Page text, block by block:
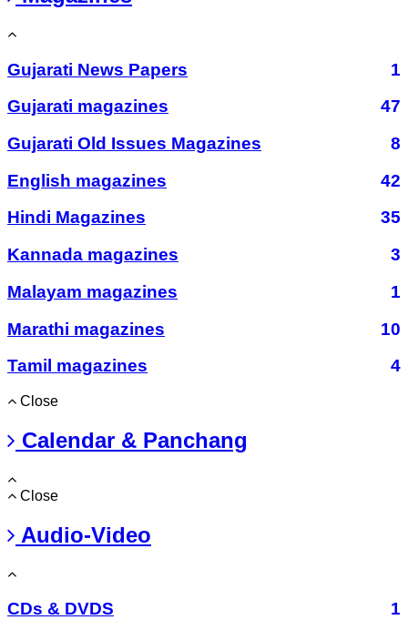
Gujarati News Papers
1
Gujarati magazines
47
Gujarati Old Issues Magazines
8
English magazines
42
Hindi Magazines
35
Kannada magazines
3
Malayam magazines
1
Marathi magazines
10
Tamil magazines
4
Close
Calendar & Panchang
Close
Audio-Video
CDs & DVDS 1